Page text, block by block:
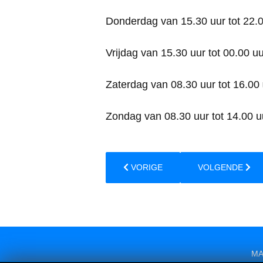
Donderdag van 15.30 uur tot
Vrijdag van 15.30 uur tot 00.00
Zaterdag van 08.30 uur tot 16.00
Zondag van 08.30 uur tot 14.00
VORIG ARTIKEL: CONTACT
VORIGE VOLGENDE
VOLGENDE